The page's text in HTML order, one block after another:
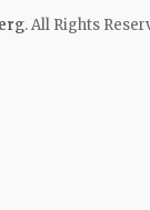
. All Rights